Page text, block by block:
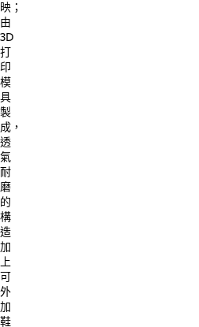
映；
由
3D
打
印
模
具
製
成，
透
氣
耐
磨
的
構
造
加
上
可
外
加
鞋